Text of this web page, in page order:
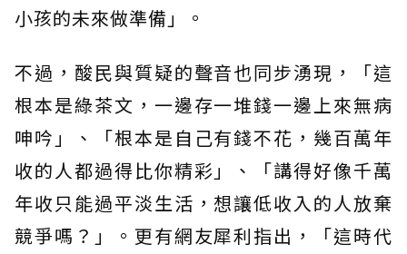
小孩的未來做準備」。
不過，酸民與質疑的聲音也同步湧現，「這
根本是綠茶文，一邊存一堆錢一邊上來無病
呻吟」、「根本是自己有錢不花，幾百萬年
收的人都過得比你精彩」、「講得好像千萬
年收只能過平淡生活，想讓低收入的人放棄
競爭嗎？」。更有網友犀利指出，「這時代